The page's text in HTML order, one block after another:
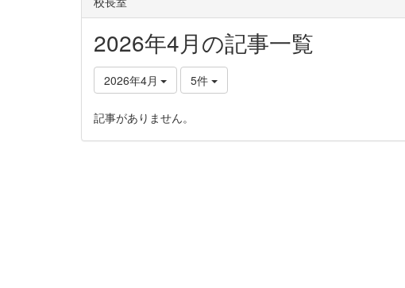
2026年4月の記事一覧
2026年4月 5件
記事がありません。